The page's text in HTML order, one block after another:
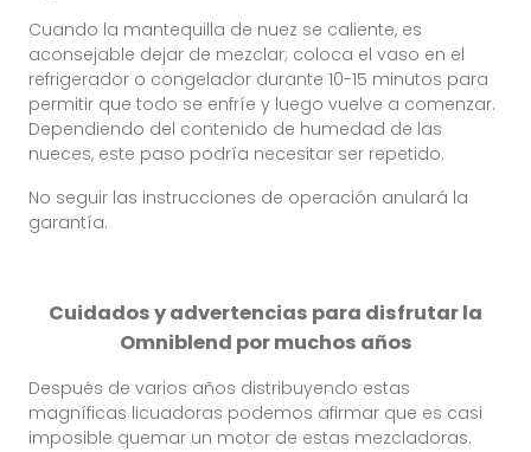
Cuando la mantequilla de nuez se caliente, es
aconsejable dejar de mezclar; coloca el vaso en el
refrigerador o congelador durante 10-15 minutos para
permitir que todo se enfríe y luego vuelve a comenzar.
Dependiendo del contenido de humedad de las
nueces, este paso podría necesitar ser repetido.
No seguir las instrucciones de operación anulará la
garantía.
Cuidados y advertencias para disfrutar la
Omniblend por muchos años
Después de varios años distribuyendo estas
magníficas licuadoras podemos afirmar que es casi
imposible quemar un motor de estas mezcladoras.